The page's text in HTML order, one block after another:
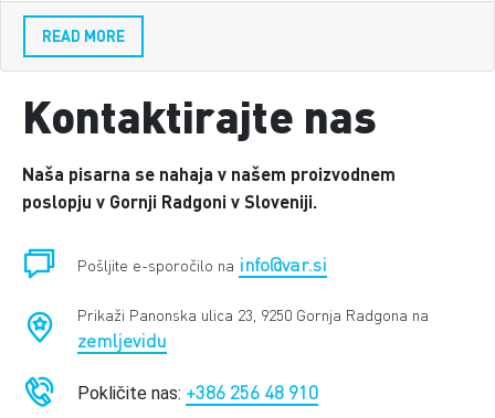
READ MORE
Kontaktirajte nas
Naša pisarna se nahaja v našem proizvodnem
poslopju v Gornji Radgoni v Sloveniji.
Pošljite e-sporočilo na info@var.si
Prikaži Panonska ulica 23, 9250 Gornja Radgona na
zemljevidu
Pokličite nas: +386 256 48 910